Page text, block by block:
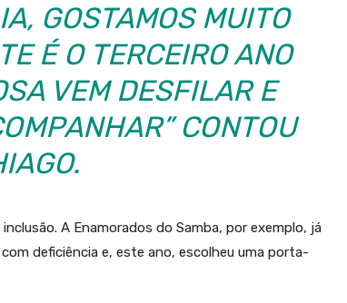
GOSTAMOS MUITO
É O TERCEIRO ANO
VEM DESFILAR E
CONTOU
A Enamorados do Samba, por exemplo, já
deficiência e, este ano, escolheu uma porta-